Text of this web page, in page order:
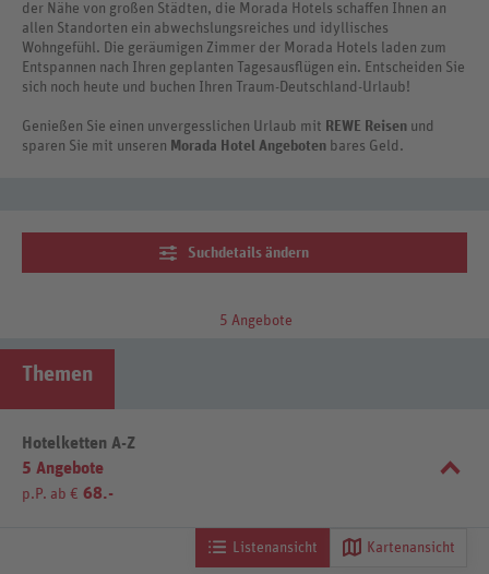
der Nähe von großen Städten, die Morada Hotels schaffen Ihnen an
allen Standorten ein abwechslungsreiches und idyllisches
Wohngefühl. Die geräumigen Zimmer der Morada Hotels laden zum
Entspannen nach Ihren geplanten Tagesausflügen ein. Entscheiden Sie
sich noch heute und buchen Ihren Traum-Deutschland-Urlaub!
Genießen Sie einen unvergesslichen Urlaub mit REWE Reisen und
sparen Sie mit unseren Morada Hotel Angeboten bares Geld.
5 Angebote
Suchdetails ändern
Themen
Hotelketten A-Z
5 Angebote
p.P. ab € 68.-
Listenansicht Kartenansicht